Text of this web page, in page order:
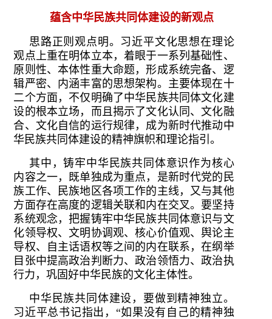
蕴含中华民族共同体建设的新观点
思路正则观点明。习近平文化思想在理论
观点上重在明体立本，着眼于一系列基础性、
原则性、本体性重大命题，形成系统完备、逻
辑严密、内涵丰富的思想架构。主要体现在十
二个方面，不仅明确了中华民族共同体文化建
设的根本立场，而且揭示了文化认同、文化融
合、文化自信的运行规律，成为新时代推动中
华民族共同体建设的精神旗帜和理论指引。
其中，铸牢中华民族共同体意识作为核心
内容之一，既单独成为重点，是新时代党的民
族工作、民族地区各项工作的主线，又与其他
方面存在高度的逻辑关联和内在交叉。要坚持
系统观念，把握铸牢中华民族共同体意识与文
化领导权、文明协调观、核心价值观、舆论主
导权、自主话语权等之间的内在联系，在纲举
目张中提高政治判断力、政治领悟力、政治执
行力，巩固好中华民族的文化主体性。
中华民族共同体建设，要做到精神独立。
习近平总书记指出，“如果没有自己的精神独